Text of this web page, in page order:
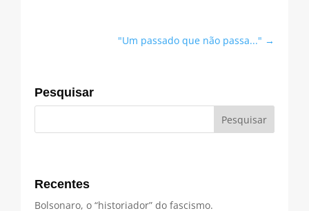
"Um passado que não passa..." →
Pesquisar
Recentes
Bolsonaro, o “historiador” do fascismo.